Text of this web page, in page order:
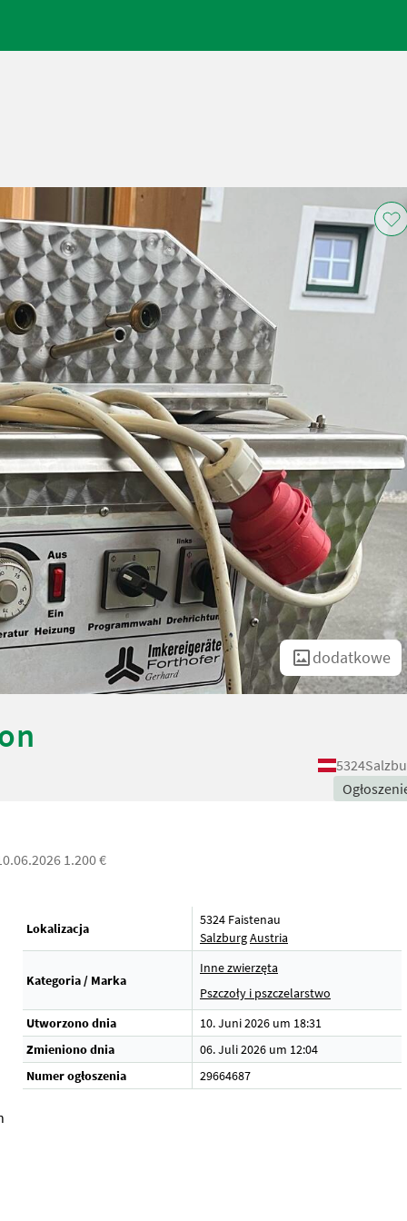
dodatkowe
5324
1.200 €
Lokalizacja
5324 Faistenau
SalzburgAustria
Kategoria / Marka
Inne zwierzęta
Pszczoły i pszczelarstwo
Utworzono dnia
10. Juni 2026 um 18:31
Zmieniono dnia
06. Juli 2026 um 12:04
Numer ogłoszenia
29664687